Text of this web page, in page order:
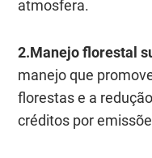
atmosfera.
2.Manejo florestal
manejo que
florestas e a
créditos por